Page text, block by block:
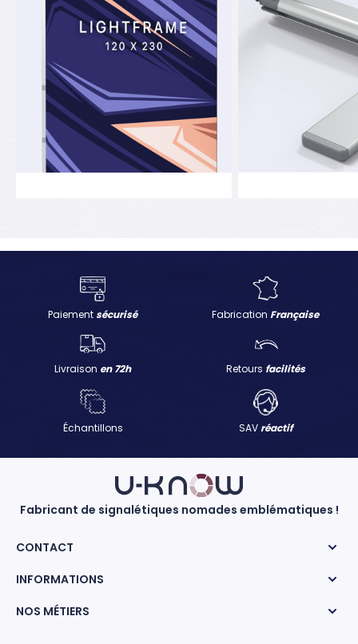
Paiement sécurisé Fabrication Française
Livraison en 72h Retours facilités
Échantillons SAVréactif
Fabricant de signalétiques nomades emblématiques !
CONTACT
INFORMATIONS
NOS MÉTIERS